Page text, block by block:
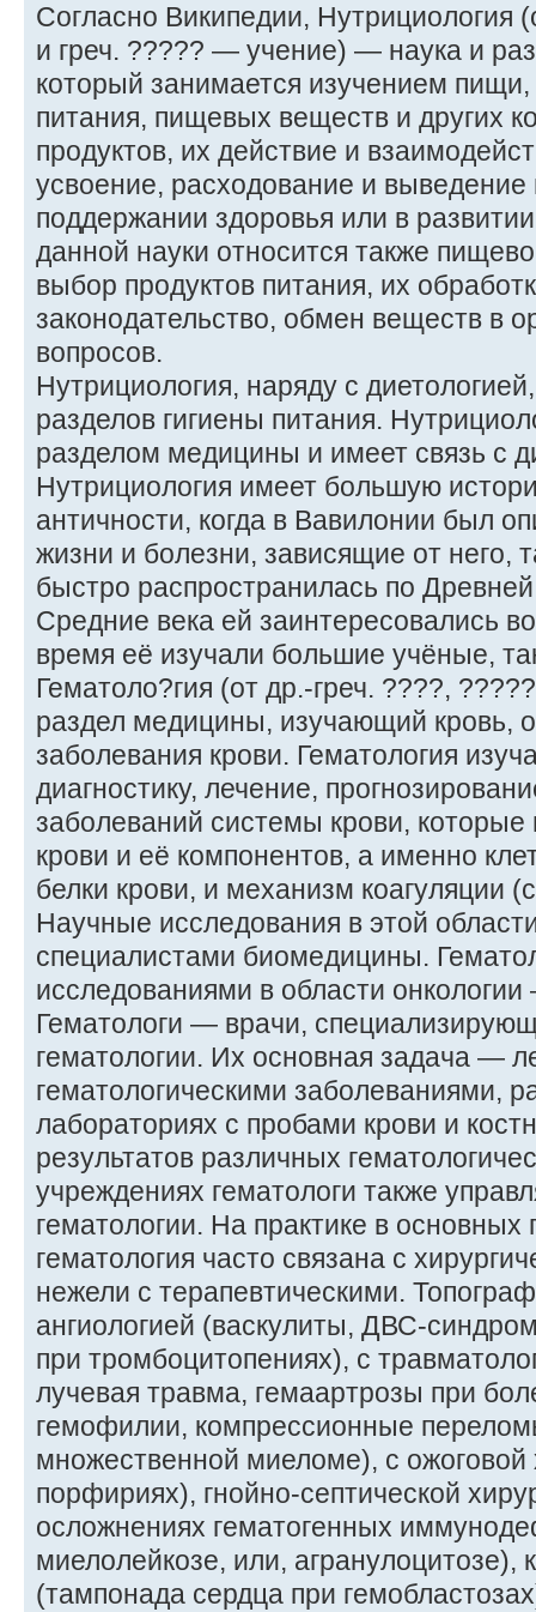
Согласно Википедии, Нутрициология
и греч. ????? — учение) — наука и
который занимается изучением пищи,
питания, пищевых веществ и других
продуктов, их действие и
усвоение, расходование и выведение
поддержании здоровья или в
данной науки относится также
выбор продуктов питания, их
законодательство, обмен веществ в
вопросов.
Нутрициология, наряду с
разделов гигиены питания.
разделом медицины и имеет связь с
Нутрициология имеет большую
античности, когда в Вавилонии был
жизни и болезни, зависящие от него,
быстро распространилась по
Средние века ей заинтересовались
время её изучали большие учёные,
Гематоло?гия (от др.-греч. ????,
раздел медицины, изучающий кровь,
заболевания крови. Гематология
диагностику, лечение,
заболеваний системы крови, которые
крови и её компонентов, а именно
белки крови, и механизм коагуляции
Научные исследования в этой
специалистами биомедицины.
исследованиями в области
Гематологи — врачи,
гематологии. Их основная задача —
гематологическими заболеваниями,
лабораториях с пробами крови и
результатов различных
учреждениях гематологи также
гематологии. На практике в
гематология часто связана с
нежели с терапевтическими.
ангиологией (васкулиты, ДВС-
при тромбоцитопениях), с
лучевая травма, гемаартрозы при
гемофилии, компрессионные
множественной миеломе), с ожоговой
порфириях), гнойно-септической
осложнениях гематогенных
миелолейкозе, или, агранулоцитозе),
(тампонада сердца при